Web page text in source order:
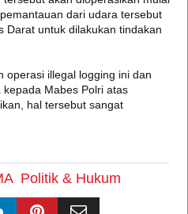
dari udara tersebut
Darat untuk dilakukan tindakan
operasi illegal logging ini dan
Mabes Polri atas
hal tersebut sangat
Politik & Hukum